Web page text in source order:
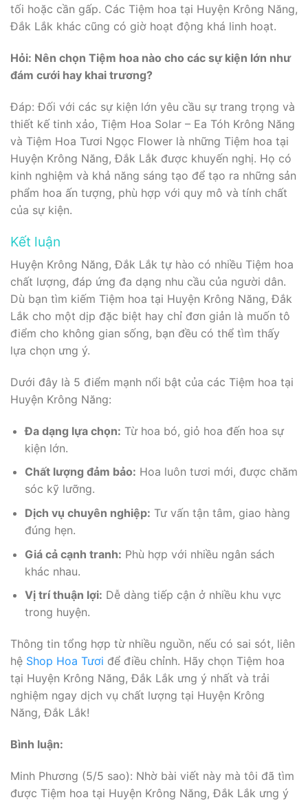
tối hoặc cần gấp. Các Tiệm hoa tại Huyện Krông Năng,
Đắk Lắk khác cũng có giờ hoạt động khá linh hoạt.
Hỏi: Nên chọn Tiệm hoa nào cho các sự kiện lớn như
đám cưới hay khai trương?
Đáp: Đối với các sự kiện lớn yêu cầu sự trang trọng và
thiết kế tinh xảo, Tiệm Hoa Solar – Ea Tóh Krông Năng
và Tiệm Hoa Tươi Ngọc Flower là những Tiệm hoa tại
Huyện Krông Năng, Đắk Lắk được khuyến nghị. Họ có
kinh nghiệm và khả năng sáng tạo để tạo ra những sản
phẩm hoa ấn tượng, phù hợp với quy mô và tính chất
của sự kiện.
Kết luận
Huyện Krông Năng, Đắk Lắk tự hào có nhiều Tiệm hoa
chất lượng, đáp ứng đa dạng nhu cầu của người dân.
Dù bạn tìm kiếm Tiệm hoa tại Huyện Krông Năng, Đắk
Lắk cho một dịp đặc biệt hay chỉ đơn giản là muốn tô
điểm cho không gian sống, bạn đều có thể tìm thấy
lựa chọn ưng ý.
Dưới đây là 5 điểm mạnh nổi bật của các Tiệm hoa tại
Huyện Krông Năng:
Đa dạng lựa chọn: Từ hoa bó, giỏ hoa đến hoa sự
kiện lớn.
Chất lượng đảm bảo: Hoa luôn tươi mới, được chăm
sóc kỹ lưỡng.
Dịch vụ chuyên nghiệp: Tư vấn tận tâm, giao hàng
đúng hẹn.
Giá cả cạnh tranh: Phù hợp với nhiều ngân sách
khác nhau.
Vị trí thuận lợi: Dễ dàng tiếp cận ở nhiều khu vực
trong huyện.
Thông tin tổng hợp từ nhiều nguồn, nếu có sai sót, liên
hệ Shop Hoa Tươi để điều chỉnh. Hãy chọn Tiệm hoa
tại Huyện Krông Năng, Đắk Lắk ưng ý nhất và trải
nghiệm ngay dịch vụ chất lượng tại Huyện Krông
Năng, Đắk Lắk!
Bình luận:
Minh Phương (5/5 sao): Nhờ bài viết này mà tôi đã tìm
được Tiệm hoa tại Huyện Krông Năng, Đắk Lắk ưng ý